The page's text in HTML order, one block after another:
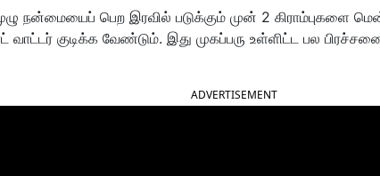
நன்மையைப் பெற இரவில் படுக்கும் முன் 2 கிராம்புகளை
குடிக்க வேண்டும். இது முகப்பரு உள்ளிட்ட பல
ADVERTISEMENT